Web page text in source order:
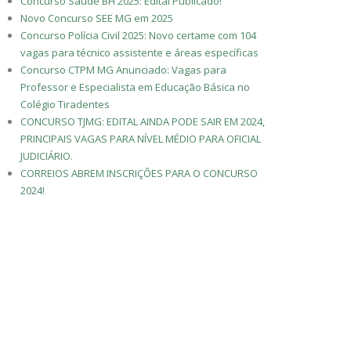
Novo Concurso SEE MG em 2025
Concurso Polícia Civil 2025: Novo certame com 104
vagas para técnico assistente e áreas específicas
Concurso CTPM MG Anunciado: Vagas para
Professor e Especialista em Educação Básica no
Colégio Tiradentes
CONCURSO TJMG: EDITAL AINDA PODE SAIR EM 2024,
PRINCIPAIS VAGAS PARA NÍVEL MÉDIO PARA OFICIAL
JUDICIÁRIO.
CORREIOS ABREM INSCRIÇÕES PARA O CONCURSO
2024!